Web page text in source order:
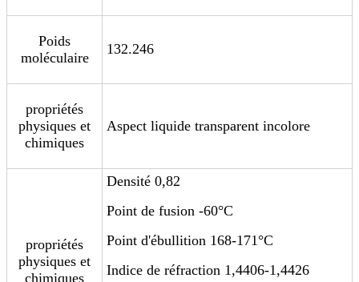
Poids
moléculaire
132.246
propriétés
physiques et
chimiques
Aspect liquide transparent incolore
propriétés
physiques et
chimiques
Densité 0,82
Point de fusion -60°C
Point d'ébullition 168-171°C
Indice de réfraction 1,4406-1,4426